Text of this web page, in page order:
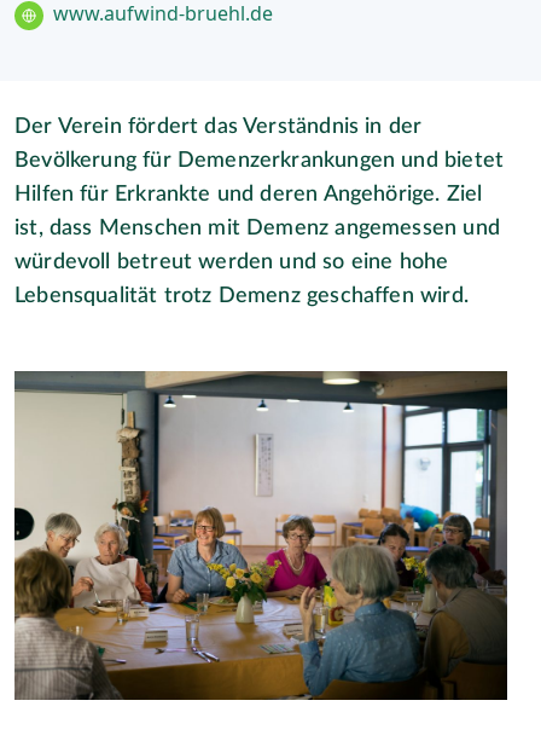
www.aufwind-bruehl.de
Der Verein fördert das Verständnis in der
Bevölkerung für Demenzerkrankungen und bietet
Hilfen für Erkrankte und deren Angehörige. Ziel
ist, dass Menschen mit Demenz angemessen und
würdevoll betreut werden und so eine hohe
Lebensqualität trotz Demenz geschaffen wird.